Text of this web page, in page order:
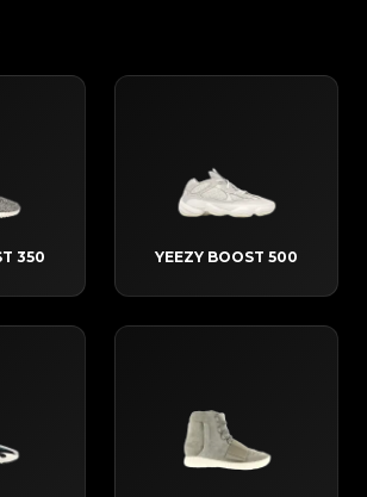
350 YEEZY BOOST 500